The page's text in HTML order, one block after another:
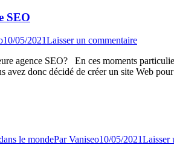
SEO
10/05/2021Laisser un commentaire
agence SEO? En ces moments
avez donc décidé de créer un site Web
le mondeParVaniseo10/05/2021Laisser